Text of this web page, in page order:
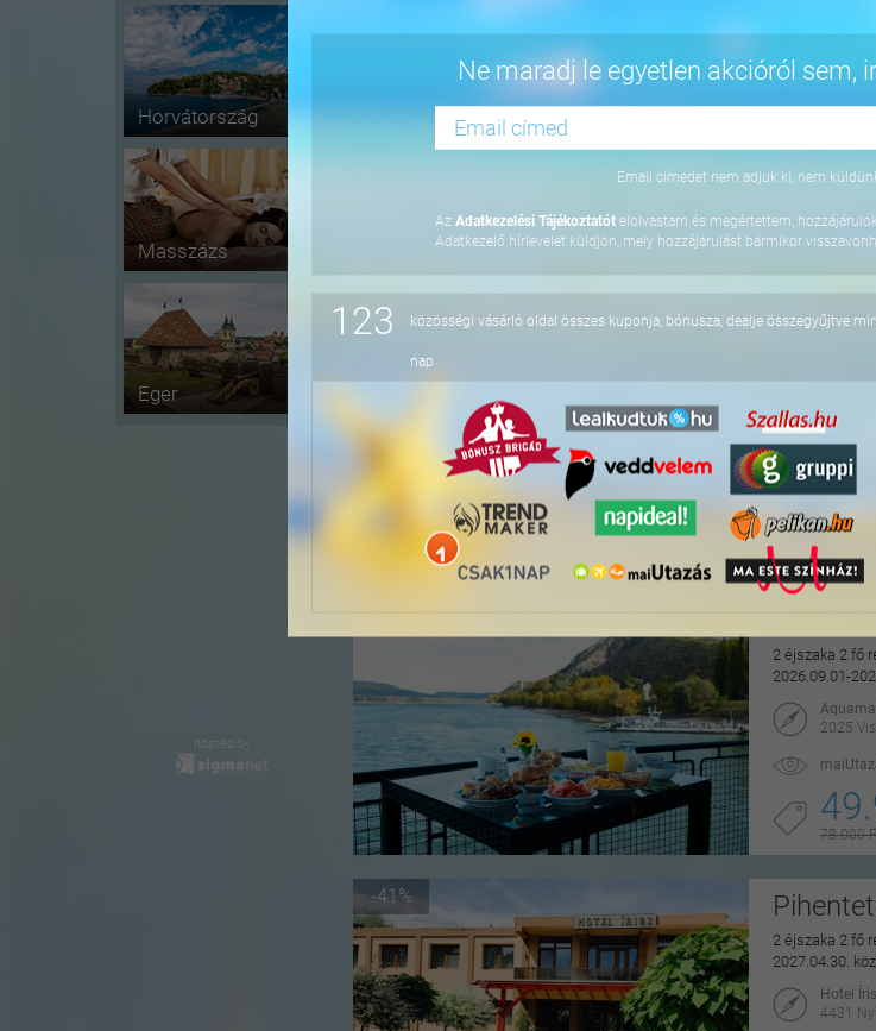
Ne maradj le egyetlen akcióról sem,
Email címedet nem adjuk ki, nem
Az Adatkezelési Tájékoztatót elolvastam és megértettem,
Adatkezelő hírlevelet küldjön, mely hozzájárulást bármikor
123 közösségi vásárló oldal összes kuponja, bónusza, dealje összegyűjtve
nap
Horvátország
Masszázs
Eger
hosted by
-16%
2 éjszaka 2 fő
2026. október
-16% 4
3 éjszaka 2 fő
9740
orango
2 éjszaka 2 fő
2026.09.01-
2025
78.000
-41%
2 éjszaka 2 fő
2027.04.30.
Hotel
4431